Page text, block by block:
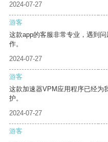
2024-07-27
游客
这款app的客服非常专业，遇到
作。
2024-07-27
游客
这款加速器VPM应用程序已经为
护。
2024-07-27
游客